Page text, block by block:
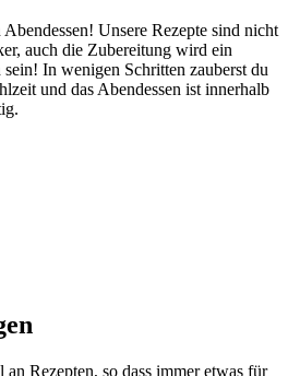
Unsere Rezepte sind nicht
auch die Zubereitung wird ein
In wenigen Schritten zauberst du
und das Abendessen ist innerhalb
Rezepten, so dass immer etwas für